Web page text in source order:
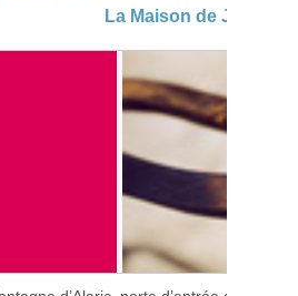
La Maison de Josepha